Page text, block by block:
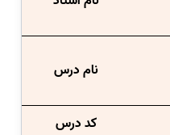
نام درس
کد درس